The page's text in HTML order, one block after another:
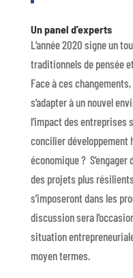
Un panel d’experts
L’année 2020 signe un
traditionnels de pensée
Face à ces
s’adapter à un nouvel
l’impact des entreprises
concilier développement
économique ?
des projets plus
s’imposeront dans les
discussion sera
situation
moyen termes.